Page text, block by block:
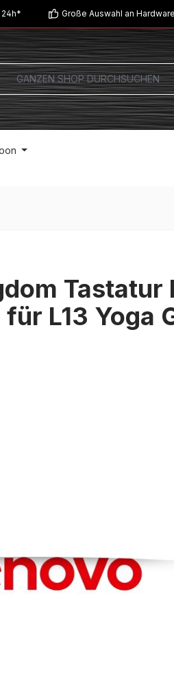
24h* Große Auswahl an
Tastatur
L13 Yoga